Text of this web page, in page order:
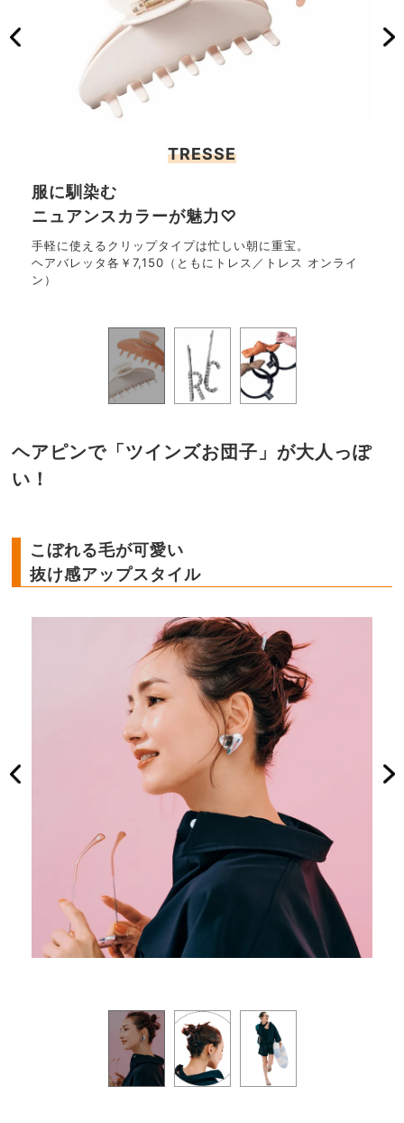
TRESSE
服に馴染む
ニュアンスカラーが魅力♡
手軽に使えるクリップタイプは忙しい朝に重宝。
ヘアバレッタ各￥7,150（ともにトレス／トレス オンライ
ン）
ヘアピンで「ツインズお団子」が大人っぽ
い！
こぼれる毛が可愛い
抜け感アップスタイル